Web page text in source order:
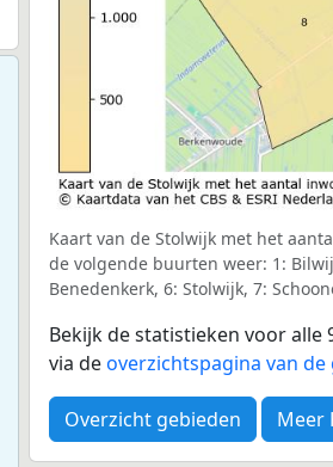
Kaart van de Stolwijk met het
de volgende buurten weer: 1:
Benedenkerk, 6: Stolwijk, 7:
Bekijk de statistieken voor
via deoverzichtspagina van
Overzicht gebieden Meer